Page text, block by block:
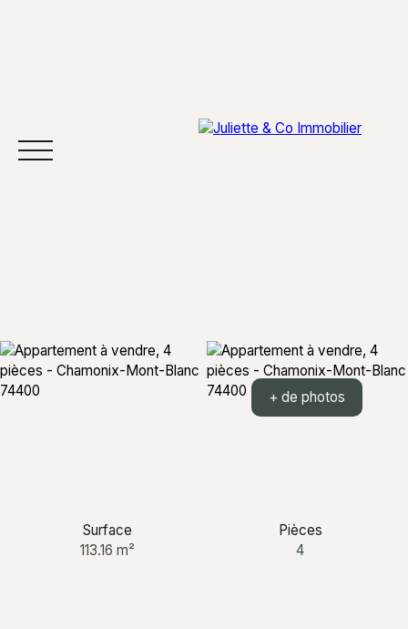
ACCUEIL ACHETER VENDRE SECTEURS
+33 6 12 03 25 87
+ de photos
Surface
113.16m²
Pièces
4